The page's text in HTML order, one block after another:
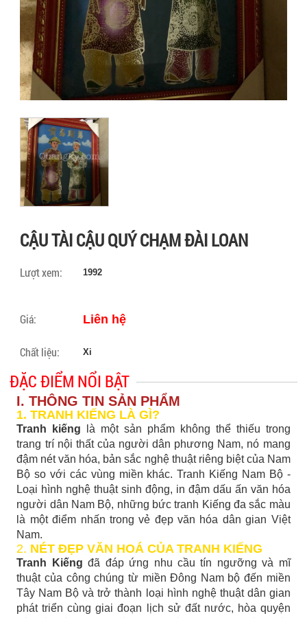
CẬU TÀI CẬU QUÝ CHẠM ĐÀI LOAN
Lượt xem: 1992
Giá: Liên hệ
Chất liệu: Xi
ĐẶC ĐIỂM NỔI BẬT
I. THÔNG TIN SẢN PHẨM
1. TRANH KIẾNG LÀ GÌ?
Tranh kiếng là một sản phẩm không thể thiếu trong
trang trí nội thất của người dân phương Nam, nó mang
đậm nét văn hóa, bản sắc nghệ thuật riêng biệt của Nam
Bộ so với các vùng miền khác. Tranh Kiếng Nam Bộ -
Loại hình nghệ thuật sinh động, in đậm dấu ấn văn hóa
người dân Nam Bộ, những bức tranh Kiếng đa sắc màu
là một điểm nhấn trong vẻ đẹp văn hóa dân gian Việt
Nam.
2. NÉT ĐẸP VĂN HOÁ CỦA TRANH KIẾNG
Tranh Kiếng đã đáp ứng nhu cầu tín ngưỡng và mĩ
thuật của công chúng từ miền Đông Nam bộ đến miền
Tây Nam Bộ và trở thành loại hình nghệ thuật dân gian
phát triển cùng giai đoạn lịch sử đất nước, hòa quyện